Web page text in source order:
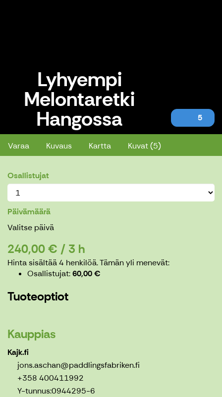
Lyhyempi
Melontaretki
Hangossa 5
Lyhyempi Melontaretki Hangossa
Varaa Kuvaus Kartta Kuvat (5)
Osallistujat
Päivämäärä
Valitse päivä
240,00 € / 3 h
Hinta sisältää 4 henkilöä.Tämän yli menevät:
Osallistujat 60,00 €
Tuoteoptiot
Kauppias
Kajk.fi
jons.aschan@paddlingsfabriken.fi
+358 400411992
Y-tunnus:0944295-6